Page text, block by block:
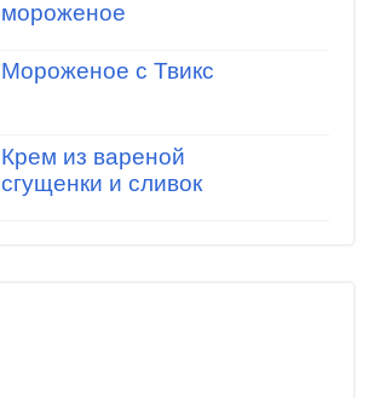
мороженое
Мороженое с Твикс
Крем из вареной
сгущенки и сливок